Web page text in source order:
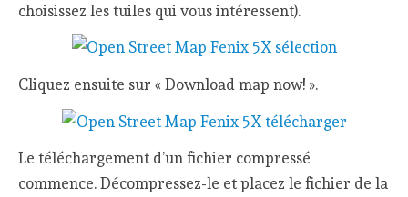
choisissez les tuiles qui vous intéressent).
Cliquez ensuite sur « Download map now! ».
Le téléchargement d’un fichier compressé
commence. Décompressez-le et placez le fichier de la